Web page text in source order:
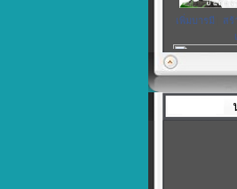
เพิ่มบารมี|สร้